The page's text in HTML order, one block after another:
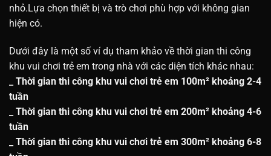
nhỏ.Lựa chọn thiết bị và trò chơi phù hợp với không gian
hiện có.
Dưới đây là một số ví dụ tham khảo về thời gian thi công
khu vui chơi trẻ em trong nhà với các diện tích khác nhau:
_ Thời gian thi công khu vui chơi trẻ em 100m² khoảng 2-4
tuần
_ Thời gian thi công khu vui chơi trẻ em 200m² khoảng 4-6
tuần
_ Thời gian thi công khu vui chơi trẻ em 300m² khoảng 6-8